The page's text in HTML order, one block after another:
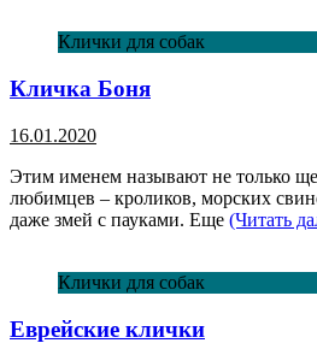
Клички для собак
Кличка Боня
16.01.2020
Этим именем называют не только
любимцев – кроликов, морских
даже змей с пауками. Еще (Читать
Клички для собак
Еврейские клички